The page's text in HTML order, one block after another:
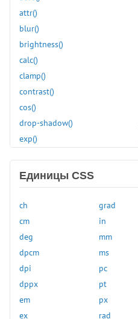
@viewport
accent-color
align-content
align-items
align-self
all
animation
animation-delay
animation-direction
animation-iteration-count
animation-name
animation-timing-function
appearance
aspect-ratio
backdrop-filter
attr()
blur()
brightness()
calc()
clamp()
contrast()
cos()
drop-shadow()
exp()
hsl()
hue-rotate()
hwb()
inset()
invert()
light-dark()
linear-gradient()
Единицы CSS
ch
cm
deg
dpcm
dpi
dppx
em
ex
grad
in
mm
ms
pc
pt
px
rad